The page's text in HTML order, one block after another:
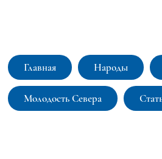
Главная Народы
Молодость Севера